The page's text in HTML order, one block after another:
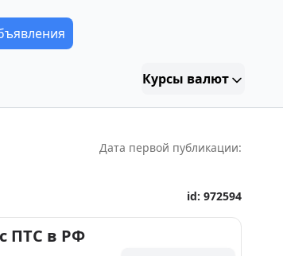
Курсы валют
Дата первой публикации:
id: 972594
ПТС в РФ